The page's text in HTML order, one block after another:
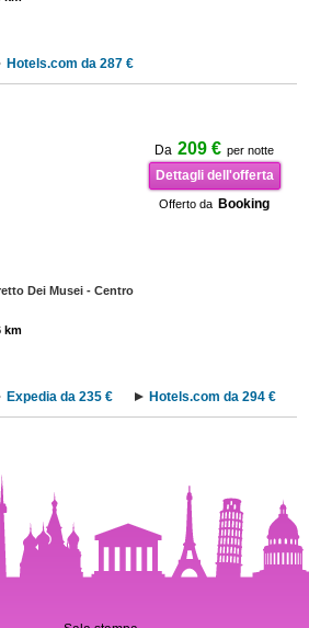
Hotels.com da 287 €
Da 209 € per notte
Dettagli dell'offerta
Offerto da Booking
Dei Musei - Centro
km
Expedia da 235 € Hotels.com da 294 €